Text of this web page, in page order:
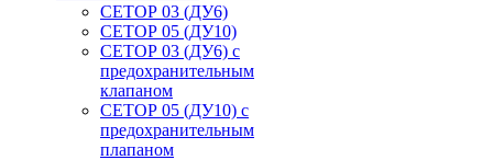
CЕТОР 03 (ДУ6)
CЕТОР 05 (ДУ10)
CЕТОР 03 (ДУ6) с
предохранительным
клапаном
CЕТОР 05 (ДУ10) с
предохранительным
плапаном